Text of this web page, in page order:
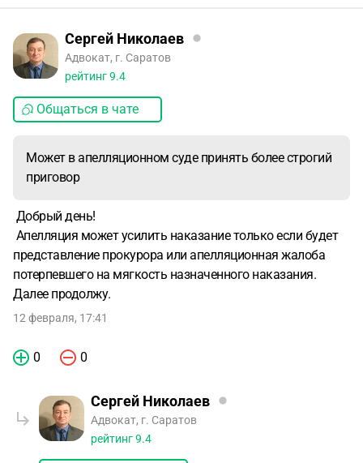
приговор. Обоснованно все это? Ведь адвокат хотел
слегка запугать и понервничать подсудимого за то, что он
не захотел дальше с ним сотрудничать?
апелляционном суде принять более строгий приговор и
может ли в апелляционном суде затягивать дело
ходатайство и несогласия заключения эксперта?
Сергей Николаев
Адвокат, г. Саратов
рейтинг9.4
Общаться в чате
Может в апелляционном суде принять более строгий
приговор
Добрый день!
Апелляция может усилить наказание только если будет
представление прокурора или апелляционная жалоба
потерпевшего на мягкость назначенного наказания.
Далее продолжу.
12 февраля, 17:41
0 0
Сергей Николаев
Адвокат, г. Саратов
рейтинг9.4